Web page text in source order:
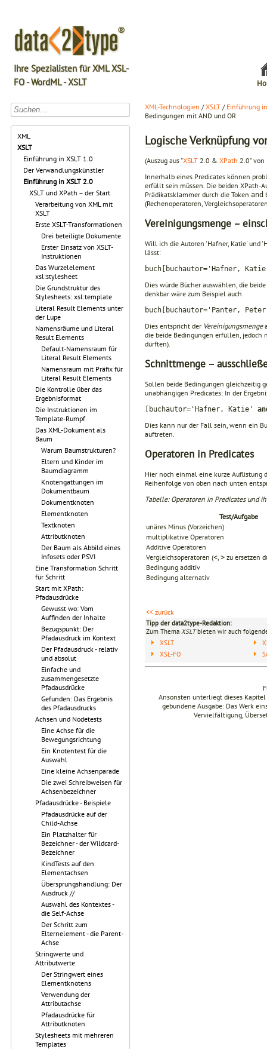
Ihre Spezialisten für XML XSL-
FO - WordML - XSLT
XML
XSLT
Einführung in XSLT 1.0
Der Verwandlungskünstler
Einführung in XSLT 2.0
XSLT und XPath – der Start
Verarbeitung von XML mit
XSLT
Erste XSLT-Transformationen
Drei beteiligte Dokumente
Erster Einsatz von XSLT-
Instruktionen
Das Wurzelelement
xsl:stylesheet
Die Grundstruktur des
Stylesheets: xsl:template
Literal Result Elements unter
der Lupe
Namensräume und Literal
Result Elements
Default-Namensraum für
Literal Result Elements
Namensraum mit Präfix für
Literal Result Elements
Die Kontrolle über das
Ergebnisformat
Die Instruktionen im
Template-Rumpf
Das XML-Dokument als
Baum
Warum Baumstrukturen?
Eltern und Kinder im
Baumdiagramm
Knotengattungen im
Dokumentbaum
Dokumentknoten
Elementknoten
Textknoten
Attributknoten
Der Baum als Abbild eines
Infosets oder PSVI
Eine Transformation Schritt
für Schritt
Start mit XPath:
Pfadausdrücke
Gewusst wo: Vom
Auffinden der Inhalte
Bezugspunkt: Der
Pfadausdruck im Kontext
Der Pfadausdruck - relativ
und absolut
Einfache und
zusammengesetzte
Pfadausdrücke
Gefunden: Das Ergebnis
des Pfadausdrucks
Achsen und Nodetests
Eine Achse für die
Bewegungsrichtung
Ein Knotentest für die
Auswahl
Eine kleine Achsenparade
Die zwei Schreibweisen für
Achsenbezeichner
Pfadausdrücke - Beispiele
Pfadausdrücke auf der
Child-Achse
Ein Platzhalter für
Bezeichner - der Wildcard-
Bezeichner
KindTests auf den
Elementachsen
Übersprungshandlung: Der
Ausdruck //
Auswahl des Kontextes -
die Self-Achse
Der Schritt zum
Elternelement - die Parent-
Achse
Stringwerte und
Attributwerte
Der Stringwert eines
Elementknotens
Verwendung der
Attributachse
Pfadausdrücke für
Attributknoten
Stylesheets mit mehreren
Templates
XML-Technologien /XSLT / Einführung
Bedingungen mit AND und OR
Logische Verknüpfung
(Auszug aus "XSLT 2.0 & XPath 2.0" von
Innerhalb eines Predicates können
erfüllt sein müssen. Die beiden XPath-
Prädikatsklammer durch die Token and
(Rechenoperatoren,
Vereinigungsmenge –
Will ich die Autoren 'Hafner, Katie' und
lässt:
buch[buchautor='Hafner,
Dies würde Bücher auswählen, die
denkbar wäre zum Beispiel auch
buch[buchautor='Panter,
Dies entspricht der Vereinigungsmenge
die beide Bedingungen erfüllen, jedoch
dürften).
Schnittmenge –
Sollen beide Bedingungen gleichzeitig
unabhängigen Predi­cates: In der
[buchautor='Hafner, Katie'
Dies kann nur der Fall sein, wenn ein
auftreten.
Operatoren in Predicates
Hier noch einmal eine kurze Auflistung
Reihenfolge von oben nach unten
Tabelle: Operatoren in Predicates und
Test/Aufgabe
unäres Minus (Vorzeichen)
multiplikative Operatoren
Additive Operatoren
Vergleichsoperatoren (< > zu ersetzen
Bedingung additiv
Bedingung alternativ
<< zurück
Tipp der data2type-Redaktion:
Zum Thema XSLTbieten wir auch
XSLT
XSL-FO
Ansonsten unterliegt dieses
gebundene Ausgabe: Das Werk
Vervielfältigung,